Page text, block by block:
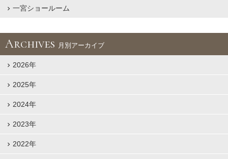
一宮ショールーム
Archives 月別アーカイブ
2026年
2025年
2024年
2023年
2022年